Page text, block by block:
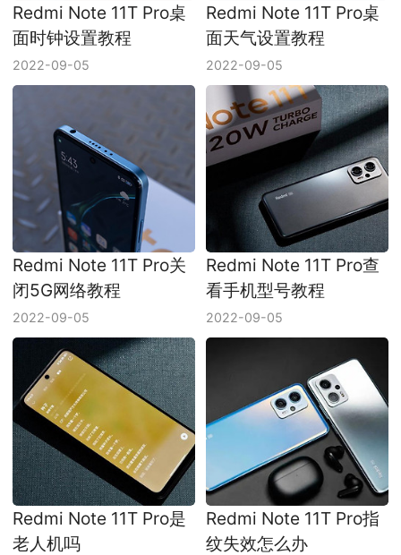
Redmi Note 11T Pro桌
面时钟设置教程
2022-09-05
Redmi Note 11T Pro桌
面天气设置教程
2022-09-05
Redmi Note 11T Pro关
闭5G网络教程
2022-09-05
Redmi Note 11T Pro查
看手机型号教程
2022-09-05
Redmi Note 11T Pro是
老人机吗
Redmi Note 11T Pro指
纹失效怎么办